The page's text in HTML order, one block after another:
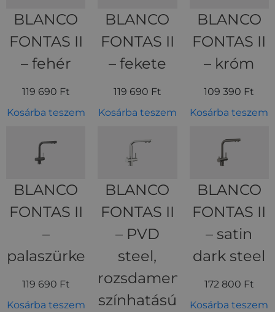
BLANCO
FONTAS II
– fehér
119 690 Ft
Kosárba teszem
BLANCO
FONTAS II
– fekete
119 690 Ft
Kosárba teszem
BLANCO
FONTAS II
– króm
109 390 Ft
Kosárba teszem
BLANCO
FONTAS II
–
palaszürke
119 690 Ft
Kosárba teszem
BLANCO
FONTAS II
– PVD
steel,
rozsdamentes
színhatású
BLANCO
FONTAS II
– satin
dark steel
172 800 Ft
Kosárba teszem